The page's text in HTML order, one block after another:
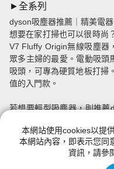
►全系列
dyson吸塵器推薦｜精美電
想要在家打掃也可以很時尚
V7 Fluffy Origin無線吸塵器
眾多主婦的最愛。電動吸頭
吸頭，可專為硬質地板打掃
值的入門款。
若想要輕型吸塵器，則推薦
頭體積小40%、重量輕
縫，可清潔吸頭、可打亮暗
單手就可簡單操控。現在就
本網站使用cookies以提
本網站內容，即表示您同
資訊，請參